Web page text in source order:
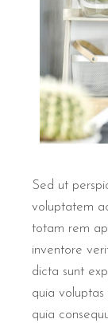
Sed ut
voluptatem
totam rem
inventore
dicta sunt
quia
quia